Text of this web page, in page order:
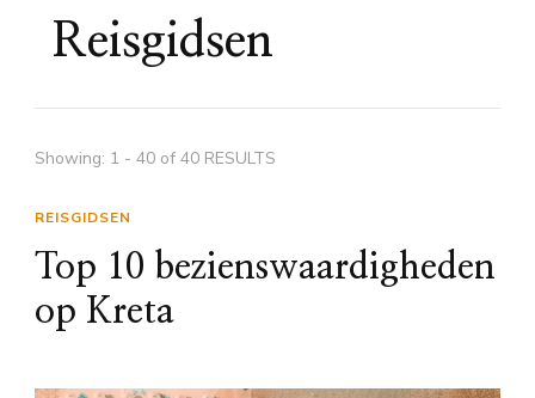
Reisgidsen
Showing: 1 - 40 of 40 RESULTS
REISGIDSEN
Top 10 bezienswaardigheden
op Kreta